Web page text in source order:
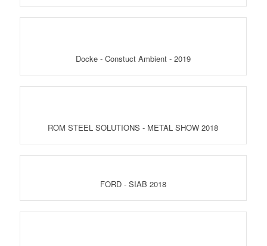
Docke - Constuct Ambient - 2019
ROM STEEL SOLUTIONS - METAL SHOW 2018
FORD - SIAB 2018